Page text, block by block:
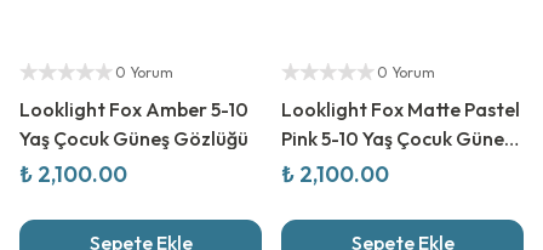
0 Yorum
Looklight Fox Amber 5-10
Yaş Çocuk Güneş Gözlüğü
₺ 2,100.00
Sepete Ekle
0 Yorum
Looklight Fox Matte Pastel
Pink 5-10 Yaş Çocuk Güneş
Gözlüğü
₺ 2,100.00
Sepete Ekle